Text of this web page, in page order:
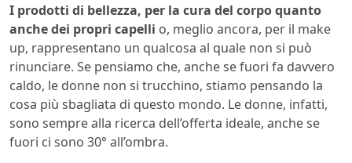
I prodotti di bellezza, per la cura del corpo quanto
anche dei propri capelli o, meglio ancora, per il make
up, rappresentano un qualcosa al quale non si può
rinunciare. Se pensiamo che, anche se fuori fa davvero
caldo, le donne non si trucchino, stiamo pensando la
cosa più sbagliata di questo mondo. Le donne, infatti,
sono sempre alla ricerca dell’offerta ideale, anche se
fuori ci sono 30° all’ombra.